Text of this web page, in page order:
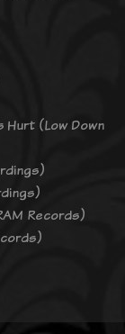
Hurt (Low Down
Records)